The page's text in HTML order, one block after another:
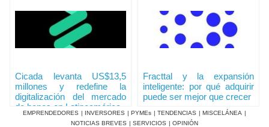
Cicada levanta US$13,5
millones y redefine la
digitalización del mercado
de bonos en Latinoamérica
Fracttal y la expansión
inteligente: por qué adquirir
puede ser mejor que crecer
EMPRENDEDORES | INVERSORES | PYMEs | TENDENCIAS | MISCELÁNEA |
NOTICIAS BREVES | SERVICIOS | OPINIÓN